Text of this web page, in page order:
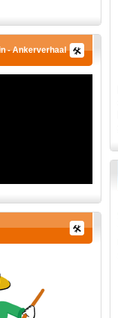
- Ankerverhaal